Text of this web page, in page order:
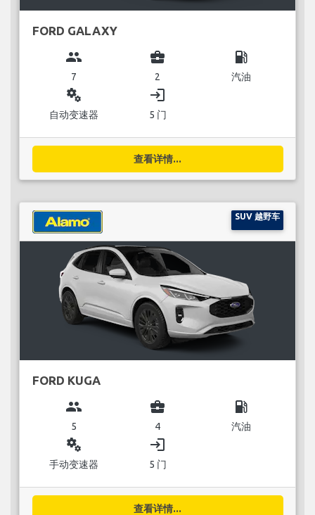
FORD GALAXY
group
7
business_center
2
local_gas_station
汽油
miscellaneous_services
自动变速器
login
5 门
查看详情...
SUV 越野车
FORD KUGA
group
5
business_center
4
local_gas_station
汽油
miscellaneous_services
手动变速器
login
5 门
查看详情...